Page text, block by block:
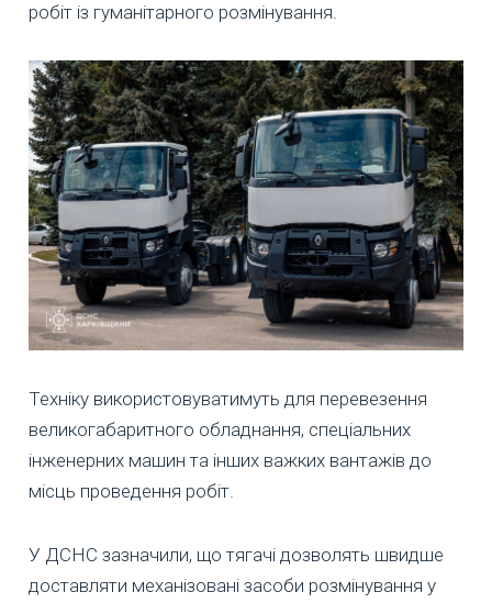
робіт із гуманітарного розмінування.
Техніку використовуватимуть для перевезення
великогабаритного обладнання, спеціальних
інженерних машин та інших важких вантажів до
місць проведення робіт.
У ДСНС зазначили, що тягачі дозволять швидше
доставляти механізовані засоби розмінування у